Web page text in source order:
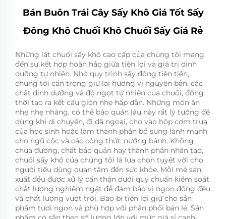
Bán Buôn Trái Cây Sấy Khô Giá Tốt Sấy
Đông Khô Chuối Khô Chuối Sấy Giá Rẻ
Những lát chuối sấy khô cao cấp của chúng tôi mang
đến sự kết hợp hoàn hảo giữa tiện lợi và giá trị dinh
dưỡng tự nhiên. Nhờ quy trình sấy đông tiên tiến,
chúng tôi cẩn trọng giữ lại hương vị nguyên bản, các
chất dinh dưỡng và độ ngọt tự nhiên của chuối, đồng
thời tạo ra kết cấu giòn nhẹ hấp dẫn. Những món ăn
nhẹ nhẹ nhàng, có thể bảo quản lâu này rất lý tưởng để
dùng khi di chuyển, đi dã ngoại, cho vào hộp cơm trưa
của học sinh hoặc làm thành phần bổ sung lành mạnh
cho ngũ cốc và các công thức nướng bánh. Không
chứa đường, chất bảo quản hay thành phần nhân tạo,
chuối sấy khô của chúng tôi là lựa chọn tuyệt vời cho
người tiêu dùng quan tâm đến sức khỏe. Mỗi mẻ sản
xuất đều được xử lý cẩn thận dưới quy chuẩn kiểm soát
chất lượng nghiêm ngặt để đảm bảo vị ngon đồng đều
và chất lượng vượt trội. Bao bì tiện lợi giữ cho sản
phẩm tươi ngon và phù hợp với phân phối bán lẻ. Sản